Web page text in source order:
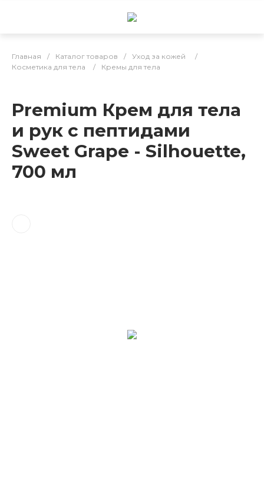
Главная / Каталог товаров / Уход за кожей
/
Косметика для тела
/ Кремы для тела
Premium Крем для тела
и рук с пептидами
Sweet Grape - Silhouette,
700 мл